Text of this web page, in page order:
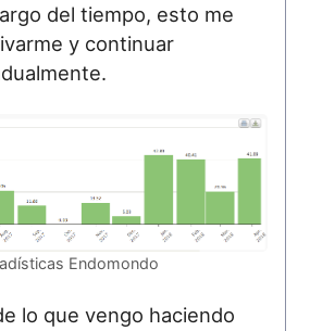
del tiempo, esto me
y continuar
Endomondo
lo que vengo haciendo